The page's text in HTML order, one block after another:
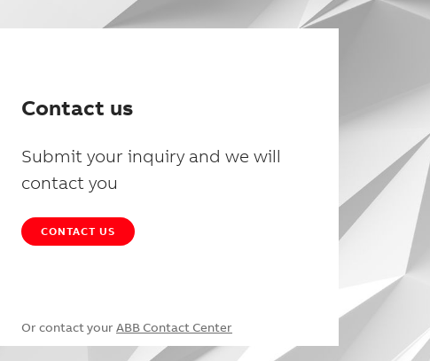
Contact us
Submit your inquiry and we will
contact you
CONTACT US
Or contact your ABB Contact Center